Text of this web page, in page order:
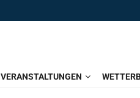
VERANSTALTUNGEN